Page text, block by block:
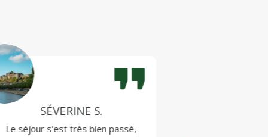
SÉVERINE S.
Le séjour s'est très bien passé,